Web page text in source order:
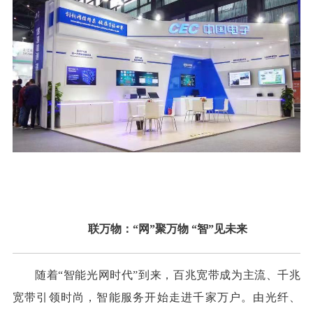
联万物：“网”聚万物 “智”见未来
随着“智能光网时代”到来，百兆宽带成为主流、千兆
宽带引领时尚，智能服务开始走进千家万户。由光纤、